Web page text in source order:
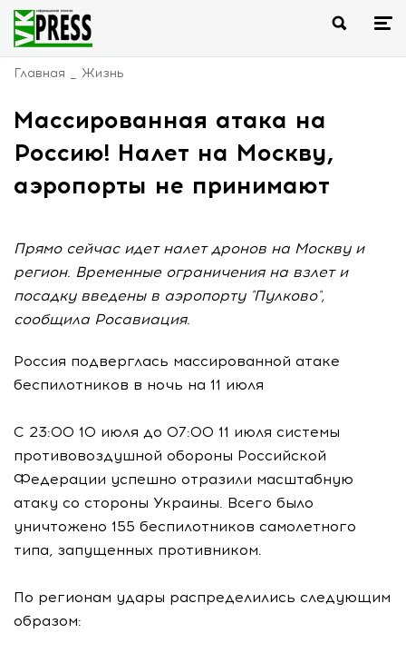
Главная Жизнь
Массированная атака на
Россию! Налет на Москву,
аэропорты не принимают
Прямо сейчас идет налет дронов на Москву и
регион. Временные ограничения на взлет и
посадку введены в аэропорту "Пулково",
сообщила Росавиация.
Россия подверглась массированной атаке
беспилотников в ночь на 11 июля
С 23:00 10 июля до 07:00 11 июля системы
противовоздушной обороны Российской
Федерации успешно отразили масштабную
атаку со стороны Украины. Всего было
уничтожено 155 беспилотников самолетного
типа, запущенных противником.
По регионам удары распределились следующим
образом: